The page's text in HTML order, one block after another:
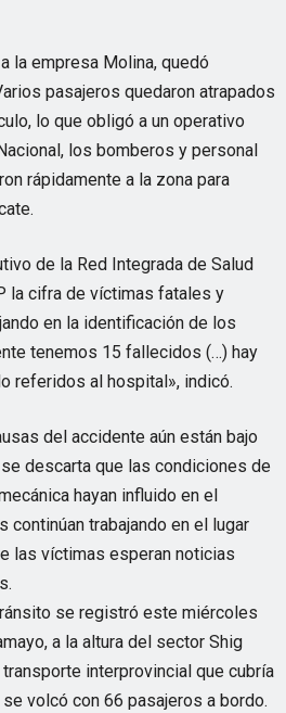
la empresa Molina, quedó
pasajeros quedaron atrapados
lo que obligó a un operativo
los bomberos y personal
rápidamente a la zona para
de la Red Integrada de Salud
la cifra de víctimas fatales y
en la identificación de los
tenemos 15 fallecidos (…) hay
referidos al hospital», indicó.
del accidente aún están bajo
descarta que las condiciones de
hayan influido en el
continúan trabajando en el lugar
las víctimas esperan noticias
se registró este miércoles
a la altura del sector Shig
transporte interprovincial que cubría
volcó con 66 pasajeros a bordo.